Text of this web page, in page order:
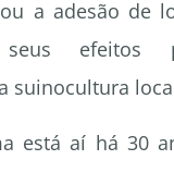
a adesão de
efeitos
suinocultura
está aí há 30